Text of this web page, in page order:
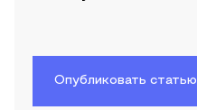
Опубликовать статью